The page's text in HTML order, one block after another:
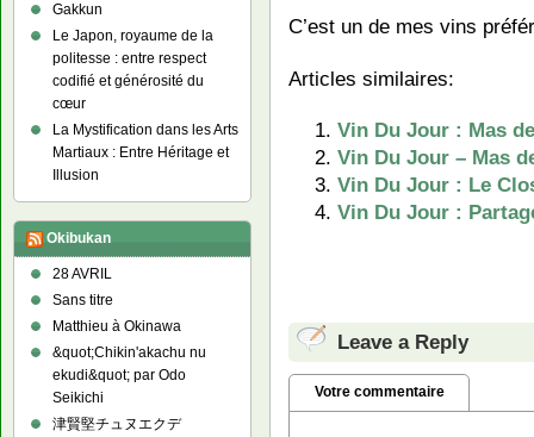
C’est un de mes vins
Articles similaires:
Vin Du Jour : Mas
Vin Du Jour – Mas
Vin Du Jour : Le
Vin Du Jour :
Leave a Reply
Votre commentaire
Gakkun
Le Japon, royaume de la
politesse : entre respect
codifié et générosité du
cœur
La Mystification dans les Arts
Martiaux : Entre Héritage et
Illusion
Okibukan
28 AVRIL
Sans titre
Matthieu à Okinawa
&quot;Chikin'akachu nu
ekudi&quot; par Odo
Seikichi
津賢堅チュヌエクデ